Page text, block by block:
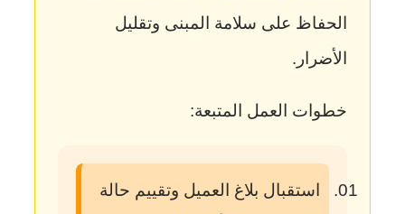
الحفاظ على سلامة المبنى وتقليل
الأضرار.
خطوات العمل المتبعة:
استقبال بلاغ العميل وتقييم حالة